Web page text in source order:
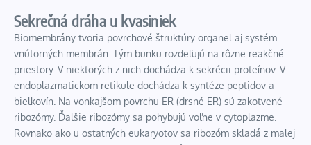
Sekrečná dráha u kvasiniek
Biomembrány tvoria povrchové štruktúry organel aj systém
vnútorných membrán. Tým bunku rozdeľujú na rôzne reakčné
priestory. V niektorých z nich dochádza k sekrécii proteínov. V
endoplazmatickom retikule dochádza k syntéze peptidov a
bielkovín. Na vonkajšom povrchu ER (drsné ER) sú zakotvené
ribozómy. Ďalšie ribozómy sa pohybujú voľne v cytoplazme.
Rovnako ako u ostatných eukaryotov sa ribozóm skladá z malej